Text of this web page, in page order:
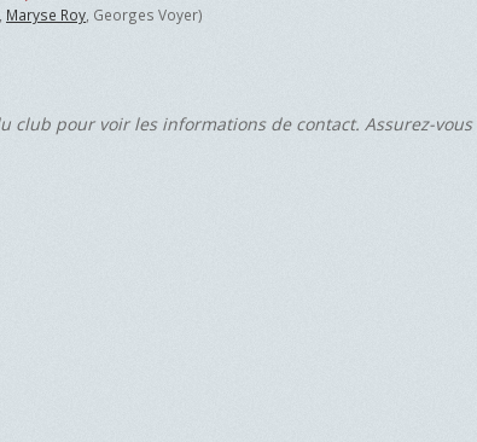
, Maryse Roy, Georges Voyer)
club pour voir les informations de contact. Assurez-